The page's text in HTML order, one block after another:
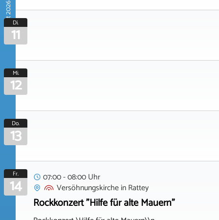
August 2026Di.
11
Mi.
12
Do.
13
Fr.
14
07:00 - 08:00 Uhr
VersöhnungskircheinRattey
Rockkonzert "Hilfe für alte Mauern"